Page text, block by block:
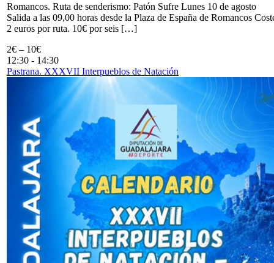
Romancos. Ruta de senderismo: Patón Sufre Lunes 10 de agosto
Salida a las 09,00 horas desde la Plaza de España de Romancos
2 euros por ruta. 10€ por seis […]
2€ – 10€
12:30 - 14:30
Pastrana. XXXVII Interpueblos de Natación